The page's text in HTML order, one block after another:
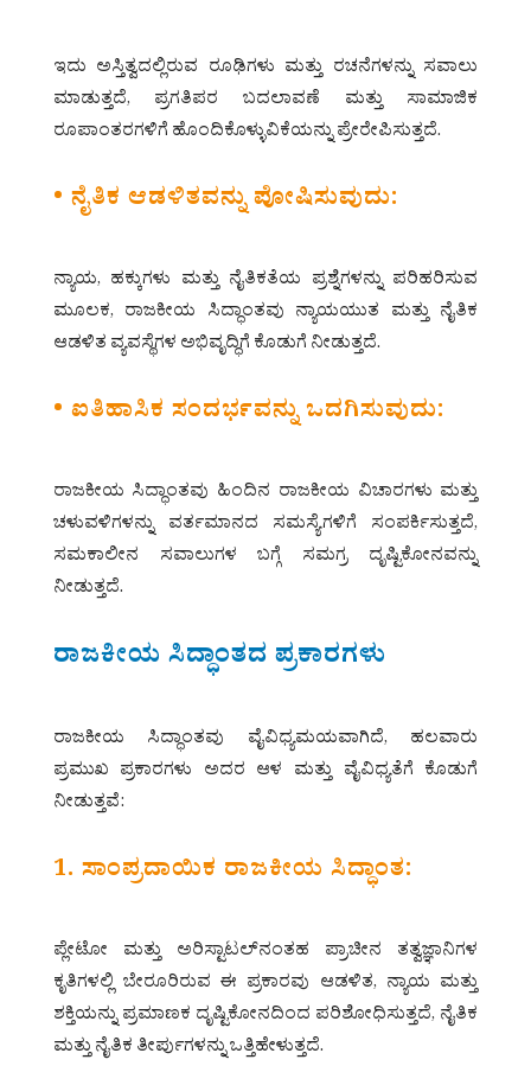
ಇದು ಅಸ್ತಿತ್ವದಲ್ಲಿರುವ ರೂಢಿಗಳು ಮತ್ತು ರಚನೆಗಳನ್ನು ಸವಾಲು
ಮಾಡುತ್ತದೆ, ಪ್ರಗತಿಪರ ಬದಲಾವಣೆ ಮತ್ತು ಸಾಮಾಜಿಕ
ರೂಪಾಂತರಗಳಿಗೆ ಹೊಂದಿಕೊಳ್ಳುವಿಕೆಯನ್ನು ಪ್ರೇರೇಪಿಸುತ್ತದೆ.
• ನೈತಿಕ ಆಡಳಿತವನ್ನು ಪೋಷಿಸುವುದು:
ನ್ಯಾಯ, ಹಕ್ಕುಗಳು ಮತ್ತು ನೈತಿಕತೆಯ ಪ್ರಶ್ನೆಗಳನ್ನು ಪರಿಹರಿಸುವ
ಮೂಲಕ, ರಾಜಕೀಯ ಸಿದ್ಧಾಂತವು ನ್ಯಾಯಯುತ ಮತ್ತು ನೈತಿಕ
ಆಡಳಿತ ವ್ಯವಸ್ಥೆಗಳ ಅಭಿವೃದ್ಧಿಗೆ ಕೊಡುಗೆ ನೀಡುತ್ತದೆ.
• ಐತಿಹಾಸಿಕ ಸಂದರ್ಭವನ್ನು ಒದಗಿಸುವುದು:
ರಾಜಕೀಯ ಸಿದ್ಧಾಂತವು ಹಿಂದಿನ ರಾಜಕೀಯ ವಿಚಾರಗಳು ಮತ್ತು
ಚಳುವಳಿಗಳನ್ನು ವರ್ತಮಾನದ ಸಮಸ್ಯೆಗಳಿಗೆ ಸಂಪರ್ಕಿಸುತ್ತದೆ,
ಸಮಕಾಲೀನ ಸವಾಲುಗಳ ಬಗ್ಗೆ ಸಮಗ್ರ ದೃಷ್ಟಿಕೋನವನ್ನು
ನೀಡುತ್ತದೆ.
ರಾಜಕೀಯ ಸಿದ್ಧಾಂತದ ಪ್ರಕಾರಗಳು
ರಾಜಕೀಯ ಸಿದ್ಧಾಂತವು ವೈವಿಧ್ಯಮಯವಾಗಿದೆ, ಹಲವಾರು
ಪ್ರಮುಖ ಪ್ರಕಾರಗಳು ಅದರ ಆಳ ಮತ್ತು ವೈವಿಧ್ಯತೆಗೆ ಕೊಡುಗೆ
ನೀಡುತ್ತವೆ:
1. ಸಾಂಪ್ರದಾಯಿಕ ರಾಜಕೀಯ ಸಿದ್ಧಾಂತ:
ಪ್ಲೇಟೋ ಮತ್ತು ಅರಿಸ್ಟಾಟಲ್‌ನಂತಹ ಪ್ರಾಚೀನ ತತ್ವಜ್ಞಾನಿಗಳ
ಕೃತಿಗಳಲ್ಲಿ ಬೇರೂರಿರುವ ಈ ಪ್ರಕಾರವು ಆಡಳಿತ, ನ್ಯಾಯ ಮತ್ತು
ಶಕ್ತಿಯನ್ನು ಪ್ರಮಾಣಕ ದೃಷ್ಟಿಕೋನದಿಂದ ಪರಿಶೋಧಿಸುತ್ತದೆ, ನೈತಿಕ
ಮತ್ತು ನೈತಿಕ ತೀರ್ಪುಗಳನ್ನು ಒತ್ತಿಹೇಳುತ್ತದೆ.